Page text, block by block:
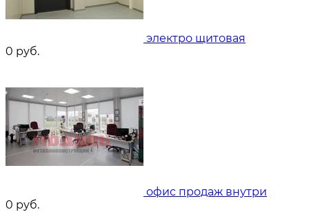
электро щитовая
0 руб.
офис продаж внутри
0 руб.